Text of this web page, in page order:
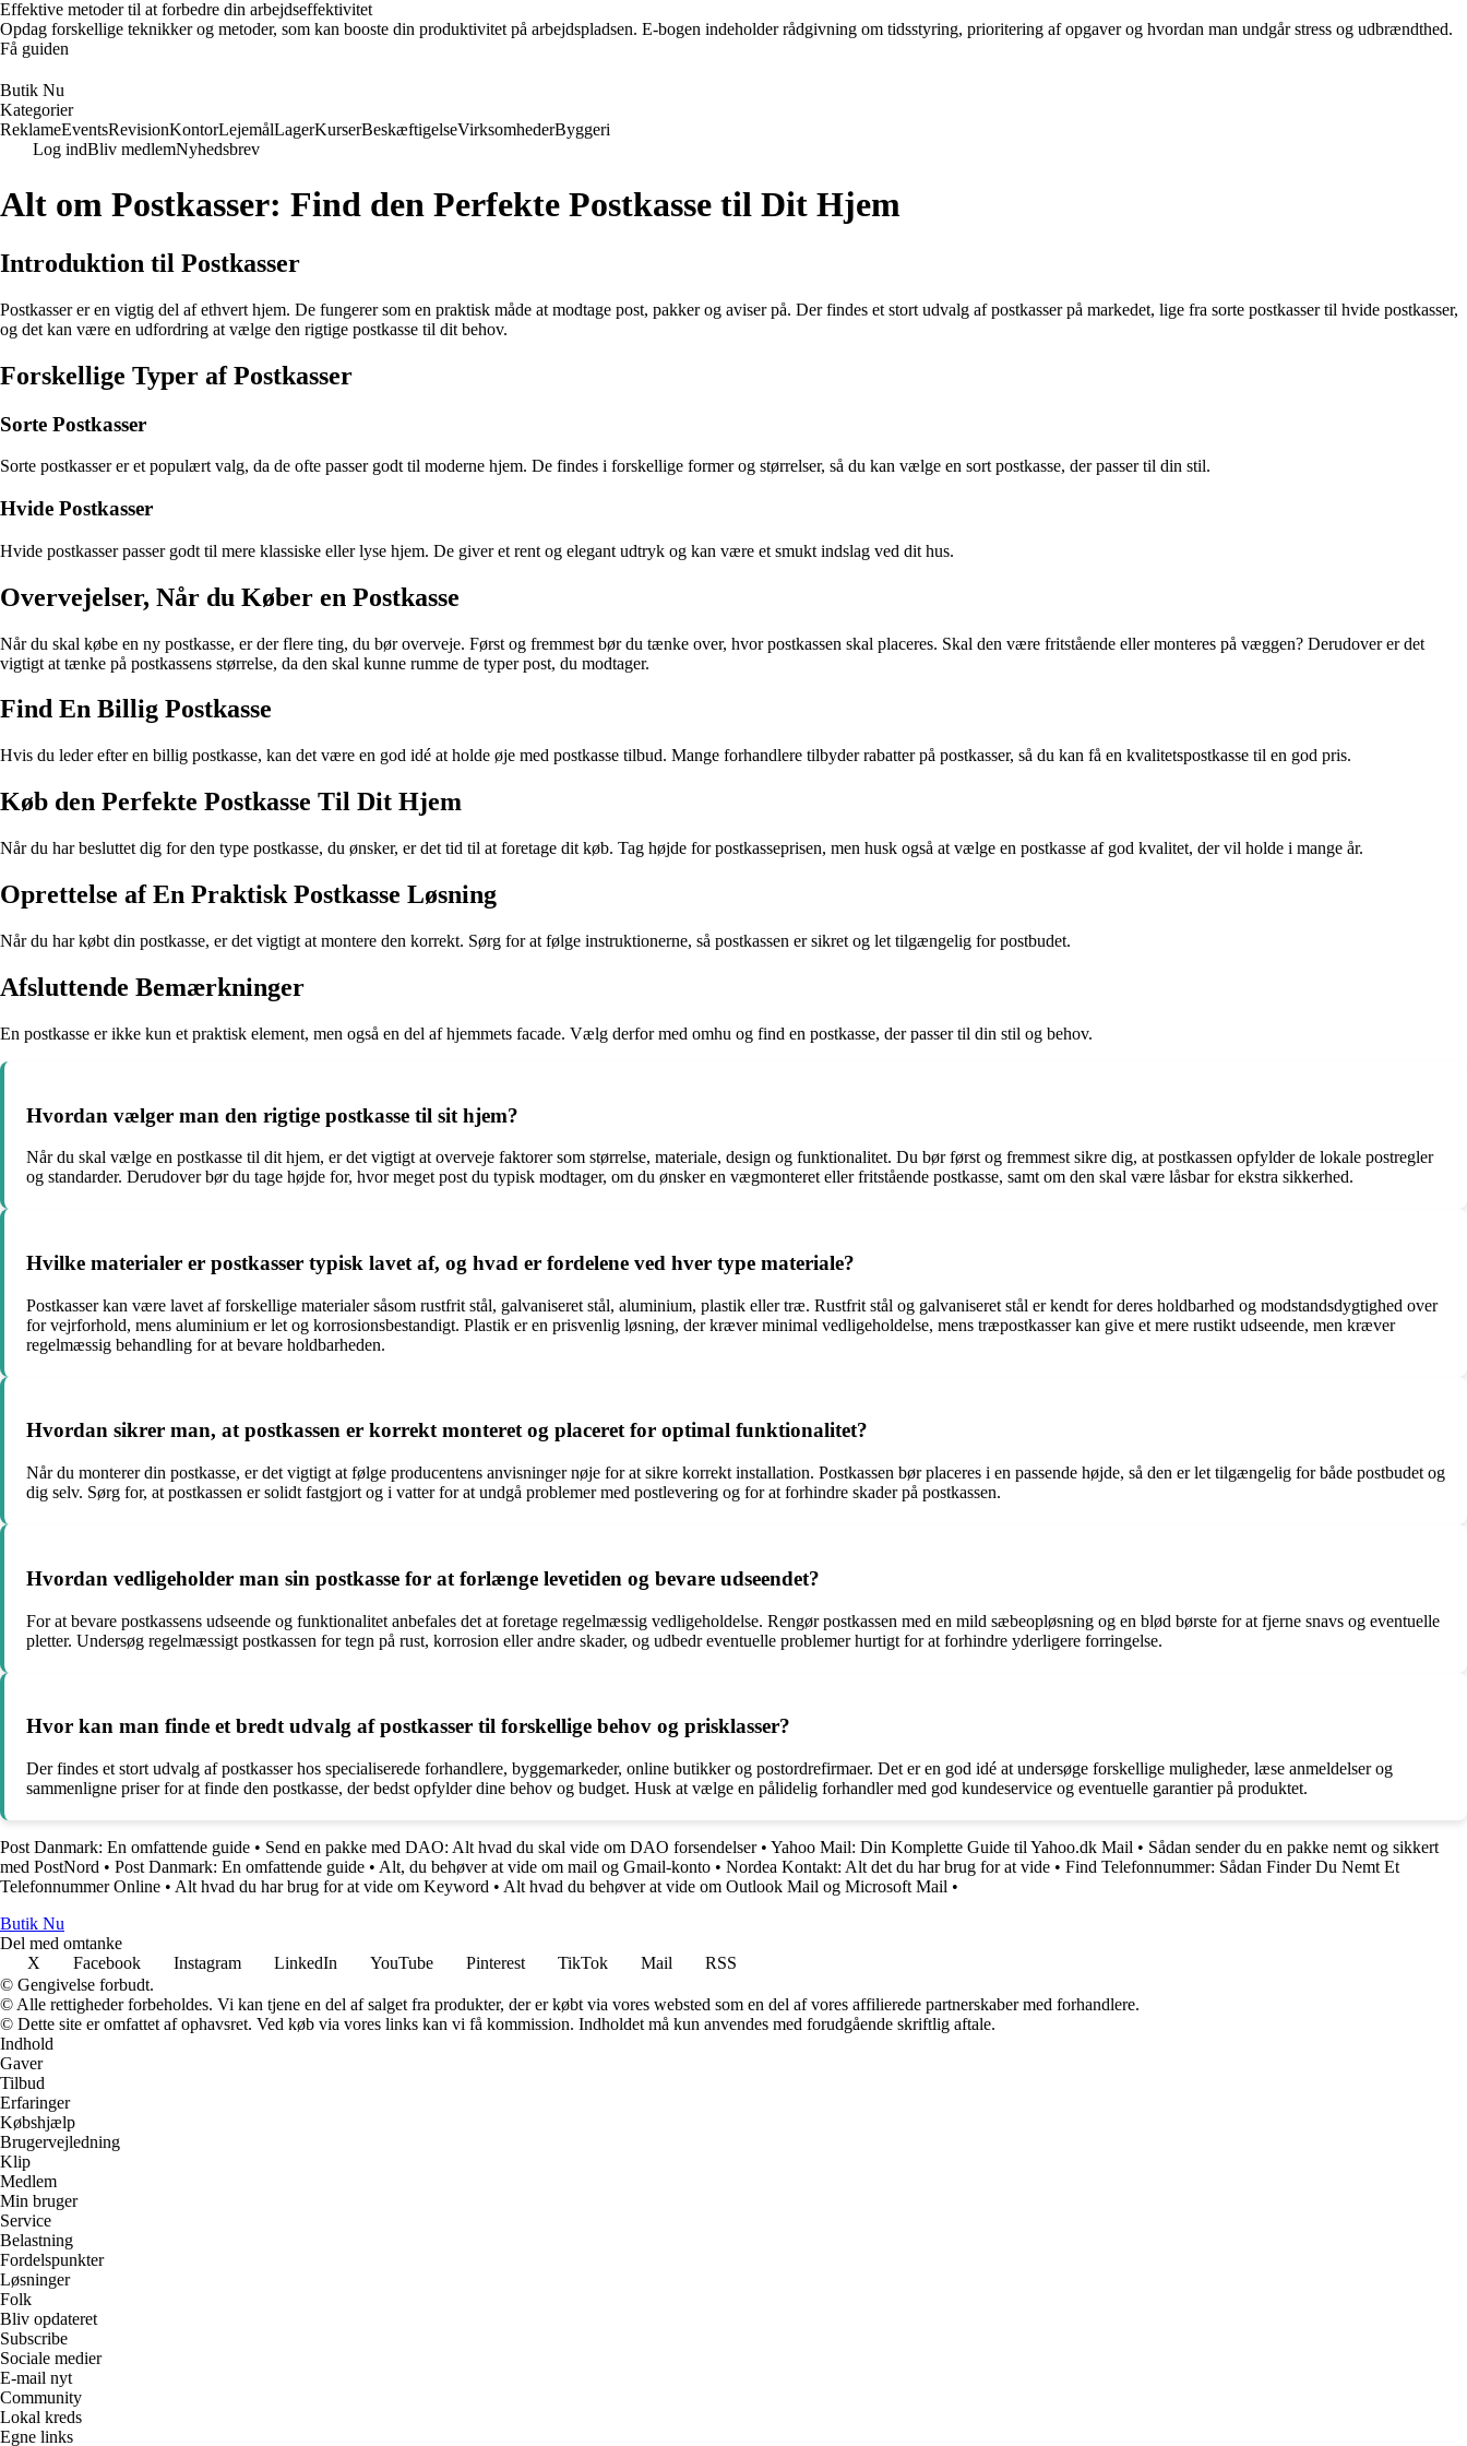
Effektive metoder til at forbedre din arbejdseffektivitet
Opdag forskellige teknikker og metoder, som kan booste din produktivitet på arbejdspladsen. E-bogen indeholder rådgivning om tidsstyring, prioritering af opgaver og hvordan man undgår stress og udbrændthed.
Få guiden
Butik Nu
Kategorier
ReklameEventsRevisionKontorLejemålLagerKurserBeskæftigelseVirksomhederByggeri
Log indBliv medlemNyhedsbrev
Alt om Postkasser: Find den Perfekte Postkasse til Dit Hjem
Introduktion til Postkasser
Postkasser er en vigtig del af ethvert hjem. De fungerer som en praktisk måde at modtage post, pakker og aviser på. Der findes et stort udvalg af postkasser på markedet, lige fra sorte postkasser til hvide postkasser,
og det kan være en udfordring at vælge den rigtige postkasse til dit behov.
Forskellige Typer af Postkasser
Sorte Postkasser
Sorte postkasser er et populært valg, da de ofte passer godt til moderne hjem. De findes i forskellige former og størrelser, så du kan vælge en sort postkasse, der passer til din stil.
Hvide Postkasser
Hvide postkasser passer godt til mere klassiske eller lyse hjem. De giver et rent og elegant udtryk og kan være et smukt indslag ved dit hus.
Overvejelser, Når du Køber en Postkasse
Når du skal købe en ny postkasse, er der flere ting, du bør overveje. Først og fremmest bør du tænke over, hvor postkassen skal placeres. Skal den være fritstående eller monteres på væggen? Derudover er det
vigtigt at tænke på postkassens størrelse, da den skal kunne rumme de typer post, du modtager.
Find En Billig Postkasse
Hvis du leder efter en billig postkasse, kan det være en god idé at holde øje med postkasse tilbud. Mange forhandlere tilbyder rabatter på postkasser, så du kan få en kvalitetspostkasse til en god pris.
Køb den Perfekte Postkasse Til Dit Hjem
Når du har besluttet dig for den type postkasse, du ønsker, er det tid til at foretage dit køb. Tag højde for postkasseprisen, men husk også at vælge en postkasse af god kvalitet, der vil holde i mange år.
Oprettelse af En Praktisk Postkasse Løsning
Når du har købt din postkasse, er det vigtigt at montere den korrekt. Sørg for at følge instruktionerne, så postkassen er sikret og let tilgængelig for postbudet.
Afsluttende Bemærkninger
En postkasse er ikke kun et praktisk element, men også en del af hjemmets facade. Vælg derfor med omhu og find en postkasse, der passer til din stil og behov.
Hvordan vælger man den rigtige postkasse til sit hjem?
Når du skal vælge en postkasse til dit hjem, er det vigtigt at overveje faktorer som størrelse, materiale, design og funktionalitet. Du bør først og fremmest sikre dig, at postkassen opfylder de lokale postregler
og standarder. Derudover bør du tage højde for, hvor meget post du typisk modtager, om du ønsker en vægmonteret eller fritstående postkasse, samt om den skal være låsbar for ekstra sikkerhed.
Hvilke materialer er postkasser typisk lavet af, og hvad er fordelene ved hver type materiale?
Postkasser kan være lavet af forskellige materialer såsom rustfrit stål, galvaniseret stål, aluminium, plastik eller træ. Rustfrit stål og galvaniseret stål er kendt for deres holdbarhed og modstandsdygtighed over
for vejrforhold, mens aluminium er let og korrosionsbestandigt. Plastik er en prisvenlig løsning, der kræver minimal vedligeholdelse, mens træpostkasser kan give et mere rustikt udseende, men kræver
regelmæssig behandling for at bevare holdbarheden.
Hvordan sikrer man, at postkassen er korrekt monteret og placeret for optimal funktionalitet?
Når du monterer din postkasse, er det vigtigt at følge producentens anvisninger nøje for at sikre korrekt installation. Postkassen bør placeres i en passende højde, så den er let tilgængelig for både postbudet og
dig selv. Sørg for, at postkassen er solidt fastgjort og i vatter for at undgå problemer med postlevering og for at forhindre skader på postkassen.
Hvordan vedligeholder man sin postkasse for at forlænge levetiden og bevare udseendet?
For at bevare postkassens udseende og funktionalitet anbefales det at foretage regelmæssig vedligeholdelse. Rengør postkassen med en mild sæbeopløsning og en blød børste for at fjerne snavs og eventuelle
pletter. Undersøg regelmæssigt postkassen for tegn på rust, korrosion eller andre skader, og udbedr eventuelle problemer hurtigt for at forhindre yderligere forringelse.
Hvor kan man finde et bredt udvalg af postkasser til forskellige behov og prisklasser?
Der findes et stort udvalg af postkasser hos specialiserede forhandlere, byggemarkeder, online butikker og postordrefirmaer. Det er en god idé at undersøge forskellige muligheder, læse anmeldelser og
sammenligne priser for at finde den postkasse, der bedst opfylder dine behov og budget. Husk at vælge en pålidelig forhandler med god kundeservice og eventuelle garantier på produktet.
Post Danmark: En omfattende guide • Send en pakke med DAO: Alt hvad du skal vide om DAO forsendelser• Yahoo Mail: Din Komplette Guide til Yahoo.dk Mail • Sådan sender du en pakke nemt og sikkert
med PostNord • Post Danmark: En omfattende guide • Alt, du behøver at vide om mail og Gmail-konto • Nordea Kontakt: Alt det du har brug for at vide • Find Telefonnummer: Sådan Finder Du Nemt Et
Telefonnummer Online • Alt hvad du har brug for at vide om Keyword • Alt hvad du behøver at vide om Outlook Mail og Microsoft Mail •
Butik Nu
Del med omtanke
X
Facebook Instagram LinkedIn YouTube Pinterest TikTok Mail
RSS
© Gengivelse forbudt.
© Alle rettigheder forbeholdes. Vi kan tjene en del af salget fra produkter, der er købt via vores websted som en del af vores affilierede partnerskaber med forhandlere.
© Dette site er omfattet af ophavsret. Ved køb via vores links kan vi få kommission. Indholdet må kun anvendes med forudgående skriftlig aftale.
Indhold
Gaver
Tilbud
Erfaringer
Købshjælp
Brugervejledning
Klip
Medlem
Min bruger
Service
Belastning
Fordelspunkter
Løsninger
Folk
Bliv opdateret
Subscribe
Sociale medier
E-mail nyt
Community
Lokal kreds
Egne links